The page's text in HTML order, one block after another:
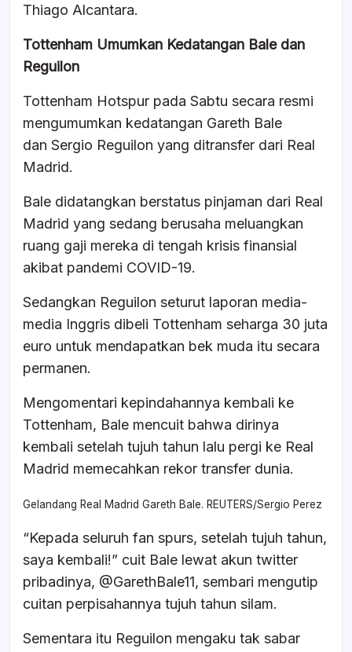
Thiago Alcantara.
Tottenham Umumkan Kedatangan Bale dan
Reguilon
Tottenham Hotspur pada Sabtu secara resmi
mengumumkan kedatangan Gareth Bale
dan Sergio Reguilon yang ditransfer dari Real
Madrid.
Bale didatangkan berstatus pinjaman dari Real
Madrid yang sedang berusaha meluangkan
ruang gaji mereka di tengah krisis finansial
akibat pandemi COVID-19.
Sedangkan Reguilon seturut laporan media-
media Inggris dibeli Tottenham seharga 30 juta
euro untuk mendapatkan bek muda itu secara
permanen.
Mengomentari kepindahannya kembali ke
Tottenham, Bale mencuit bahwa dirinya
kembali setelah tujuh tahun lalu pergi ke Real
Madrid memecahkan rekor transfer dunia.
Gelandang Real Madrid Gareth Bale. REUTERS/Sergio Perez
“Kepada seluruh fan spurs, setelah tujuh tahun,
saya kembali!” cuit Bale lewat akun twitter
pribadinya, @GarethBale11, sembari mengutip
cuitan perpisahannya tujuh tahun silam.
Sementara itu Reguilon mengaku tak sabar